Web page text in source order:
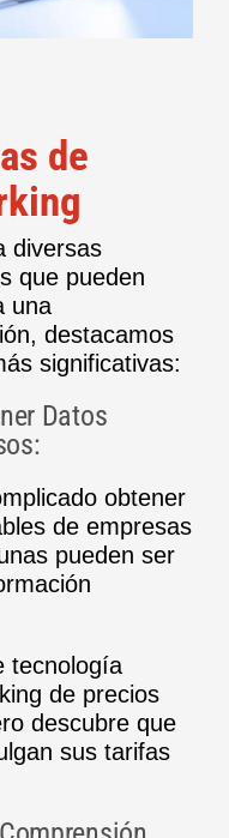
de
diversas
que pueden
una
destacamos
significativas:
Datos
obtener
de empresas
pueden ser
tecnología
de precios
descubre que
sus tarifas